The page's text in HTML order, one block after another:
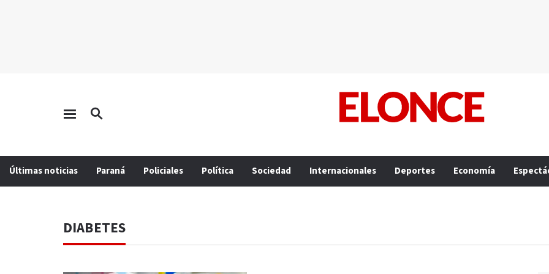
Últimas noticias Paraná Policiales Política Sociedad Internacionales Deportes Economía
DIABETES